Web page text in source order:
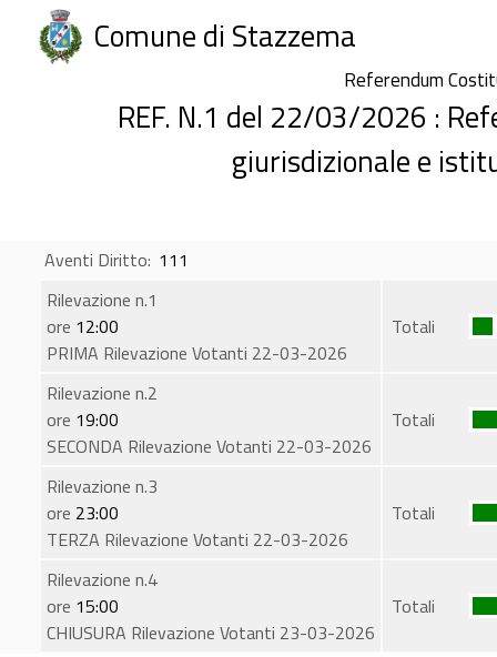
Comune di Stazzema
Referendum
REF. N.1 del 22/03/2026 :
giurisdizionale e
Aventi Diritto: 111
Rilevazione n.1
ore 12:00
PRIMA Rilevazione Votanti 22-03-2026
Totali
Rilevazione n.2
ore 19:00
SECONDA Rilevazione Votanti 22-03-2026
Totali
Rilevazione n.3
ore 23:00
TERZA Rilevazione Votanti 22-03-2026
Totali
Rilevazione n.4
ore 15:00
CHIUSURA Rilevazione Votanti 23-03-2026
Totali